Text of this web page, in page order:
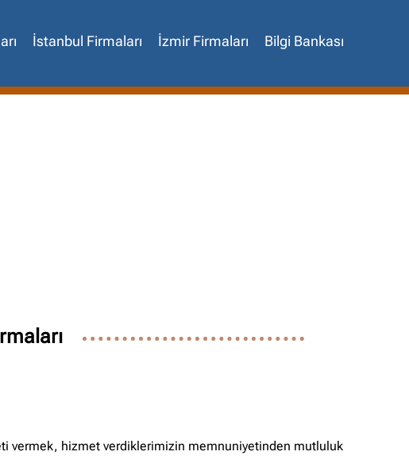
İstanbul Firmaları İzmir Firmaları Bilgi Bankası
vermek, hizmet verdiklerimizin memnuniyetinden mutluluk